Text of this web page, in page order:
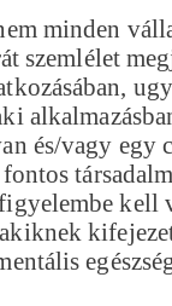
minden
szemlélet
és/vagy egy
kell